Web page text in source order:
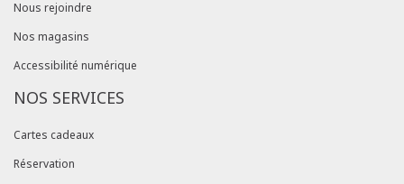
Nous rejoindre
Nos magasins
Accessibilité numérique
NOS SERVICES
Cartes cadeaux
Réservation